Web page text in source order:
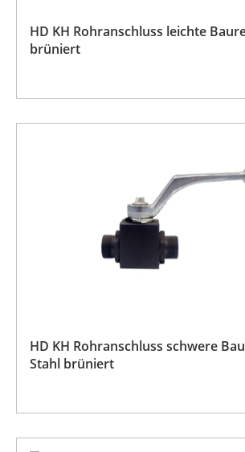
HD KH Rohranschluss leichte
brüniert
HD KH Rohranschluss schwere
Stahl brüniert